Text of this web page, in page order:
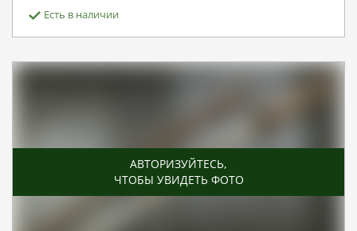
Есть в наличии
АВТОРИЗУЙТЕСЬ,
ЧТОБЫ УВИДЕТЬ ФОТО